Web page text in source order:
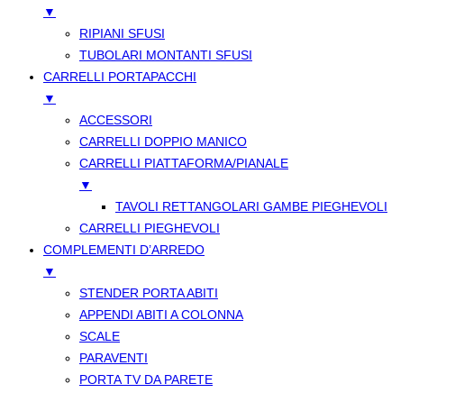
▼
RIPIANI SFUSI
TUBOLARI MONTANTI SFUSI
CARRELLI PORTAPACCHI
▼
ACCESSORI
CARRELLI DOPPIO MANICO
CARRELLI PIATTAFORMA/PIANALE
▼
TAVOLI RETTANGOLARI GAMBE PIEGHEVOLI
CARRELLI PIEGHEVOLI
COMPLEMENTI D’ARREDO
▼
STENDER PORTA ABITI
APPENDI ABITI A COLONNA
SCALE
PARAVENTI
PORTA TV DA PARETE